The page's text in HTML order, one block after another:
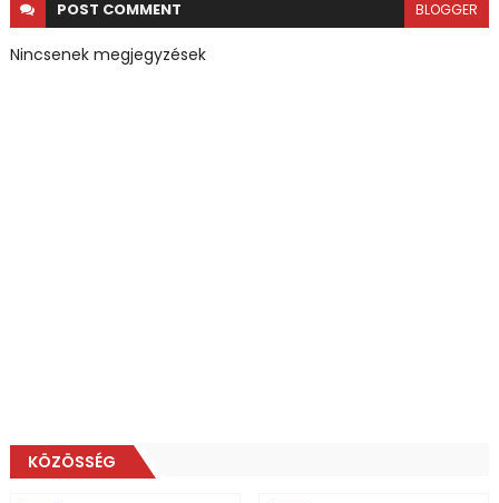
POST COMMENT BLOGGER
Nincsenek megjegyzések
KÖZÖSSÉG